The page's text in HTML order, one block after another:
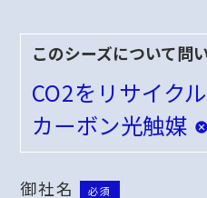
このシーズについて問
CO2をリサイク
カーボン光触媒
御社名 必須